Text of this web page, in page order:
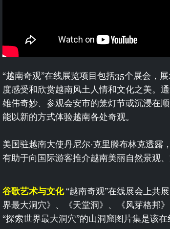
“越南奇观”在线展览项目包括35个展会，
度感受和欣赏越南风土人情和文化之美。
雄伟奇妙、参观会安市的笼灯节或沉浸在
能以新的方式体验越南各处奇观。
美国驻越南大使丹尼尔·克里滕布林克透露
有助于向国际游客推介越南美丽自然景观
谷歌艺术与文化“越南奇观”在线展会上共
界最大洞穴》、《天堂洞》、《风芽格邦
“探索世界最大洞穴”的山洞窟图片集是该在